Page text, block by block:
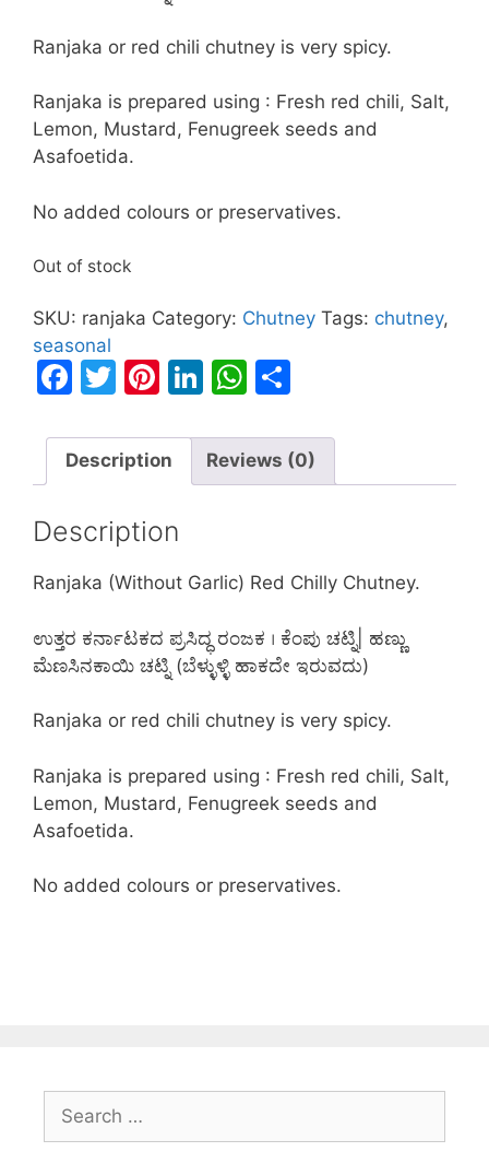
Ranjaka or red chili chutney is very spicy.
Ranjaka is prepared using : Fresh red chili, Salt,
Lemon, Mustard, Fenugreek seeds and
Asafoetida.
No added colours or preservatives.
Out of stock
SKU: ranjaka Category: Chutney Tags: chutney,
seasonal
F
c
e
b
o
o
k
T
itt
er
Pi
er
e
st
Li
k
e
W
at
s
p
ar
e
Description Reviews (0)
Description
Ranjaka (Without Garlic) Red Chilly Chutney.
ಉತ್ತರ ಕರ್ನಾಟಕದ ಪ್ರಸಿದ್ಧ ರಂಜಕ । ಕೆಂಪು ಚಟ್ನಿ| ಹಣ್ಣು
ಮೆಣಸಿನಕಾಯಿ ಚಟ್ನಿ (ಬೆಳ್ಳುಳ್ಳಿ ಹಾಕದೇ ಇರುವದು)
Ranjaka or red chili chutney is very spicy.
Ranjaka is prepared using : Fresh red chili, Salt,
Lemon, Mustard, Fenugreek seeds and
Asafoetida.
No added colours or preservatives.